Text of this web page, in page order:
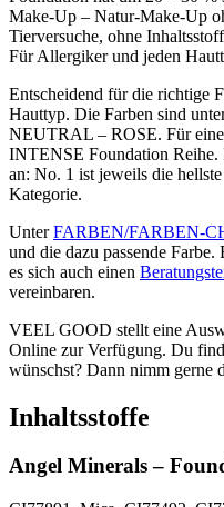
Make-Up – Natur-Make-Up
Tierversuche, ohne
Für Allergiker und jeden
Entscheidend für die richtige
Hauttyp. Die Farben sind
NEUTRAL – ROSE. Für
INTENSE Foundation Reihe.
an: No. 1 ist jeweils die
Kategorie.
UnterFARBEN/FARBEN-
und die dazu passende
es sich auch einen
vereinbaren.
VEEL GOOD stellt eine
Online zur Verfügung. Du
wünschst? Dann nimm gerne
Inhaltsstoffe
Angel Minerals –